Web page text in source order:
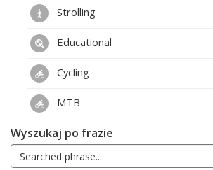
Strolling
Educational
Cycling
MTB
Wyszukaj po frazie